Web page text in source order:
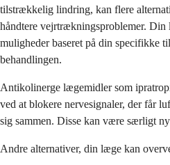
tilstrækkelig lindring, kan flere
håndtere vejrtrækningsproblemer. Din
muligheder baseret på din specifikke
behandlingen.
Antikolinerge lægemidler som
ved at blokere nervesignaler, der får
sig sammen. Disse kan være særligt
Andre alternativer, din læge kan